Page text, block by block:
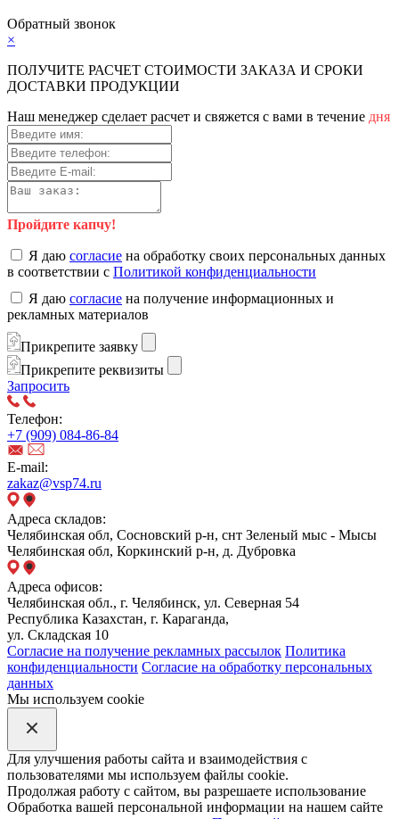
Обратный звонок
×
ПОЛУЧИТЕ РАСЧЕТ СТОИМОСТИ ЗАКАЗА И СРОКИ
ДОСТАВКИ ПРОДУКЦИИ
Наш менеджер сделает расчет и свяжется с вами в течение дня
Пройдите капчу!
Я даю согласие на обработку своих персональных данных
в соответствии с Политикой конфиденциальности
Я даю согласие на получение информационных и
рекламных материалов
Прикрепите заявку
Прикрепите реквизиты
Запросить
Телефон:
+7 (909) 084-86-84
E-mail:
zakaz@vsp74.ru
Адреса складов:
Челябинская обл, Сосновский р-н, снт Зеленый мыс - Мысы
Челябинская обл, Коркинский р-н, д. Дубровка
Адреса офисов:
Челябинская обл., г. Челябинск, ул. Северная 54
Республика Казахстан, г. Караганда,
ул. Складская 10
Согласие на получение рекламных рассылок Политика
конфиденциальности Согласие на обработку персональных
данных
Мы используем cookie
Для улучшения работы сайта и взаимодействия с
пользователями мы используем файлы cookie.
Продолжая работу с сайтом, вы разрешаете использование
Обработка вашей персональной информации на нашем сайте